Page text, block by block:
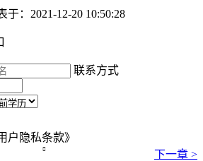
于：2021-12-20 10:50:28
联系方式
户隐私条款》
 下一章 >